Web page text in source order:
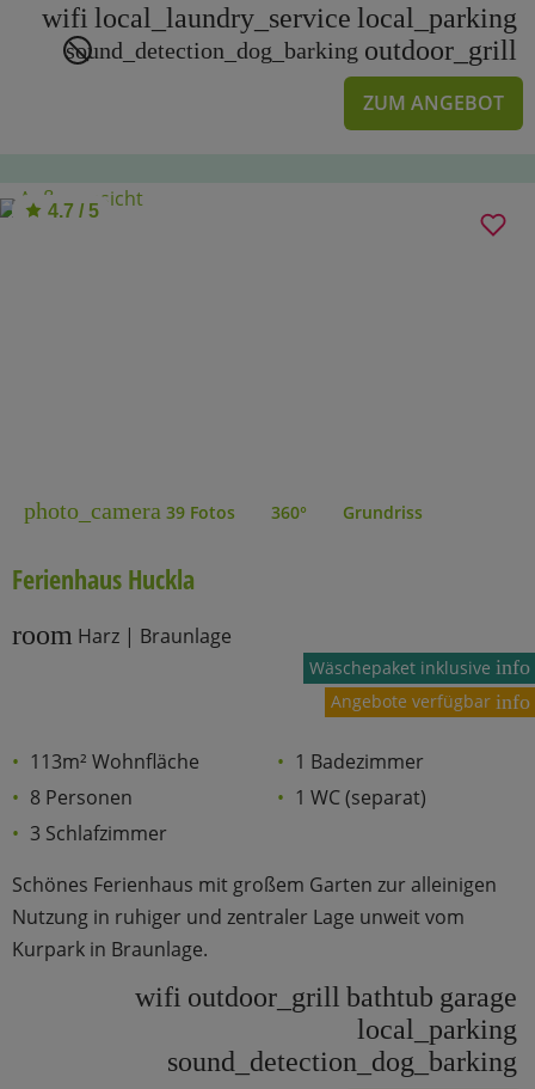
wifi local_laundry_service local_parking
sound_detection_dog_barking outdoor_grill
ZUM ANGEBOT
4.7 / 5
photo_camera 39 Fotos 360° Grundriss
Ferienhaus Huckla
room Harz | Braunlage
Wäschepaket inklusiveinfo
Angebote verfügbar info
113m² Wohnfläche
8 Personen
3 Schlafzimmer
1 Badezimmer
1 WC (separat)
Schönes Ferienhaus mit großem Garten zur alleinigen
Nutzung in ruhiger und zentraler Lage unweit vom
Kurpark in Braunlage.
wifi outdoor_grill bathtub garage
local_parking
sound_detection_dog_barking